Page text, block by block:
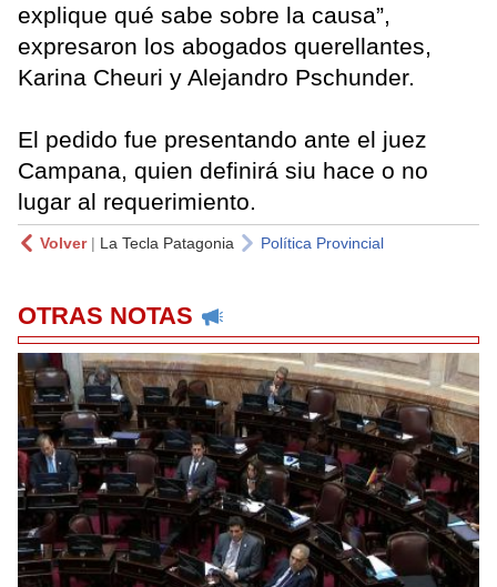
explique qué sabe sobre la causa”,
expresaron los abogados querellantes,
Karina Cheuri y Alejandro Pschunder.
El pedido fue presentando ante el juez
Campana, quien definirá siu hace o no
lugar al requerimiento.
Volver| La Tecla Patagonia Política Provincial
OTRAS NOTAS